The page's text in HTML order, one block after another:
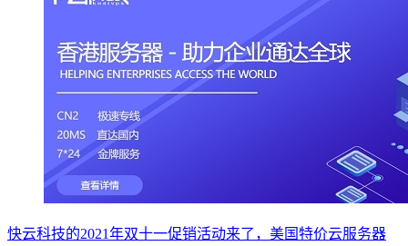
快云科技的2021年双十一促销活动来了，美国特价云服务器